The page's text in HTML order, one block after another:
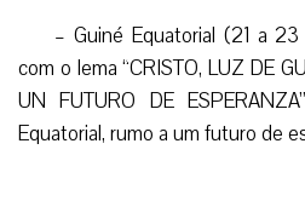
– Guiné Equatorial (21 a
com o lema “CRISTO, LUZ DE
UN FUTURO DE
Equatorial, rumo a um futuro de